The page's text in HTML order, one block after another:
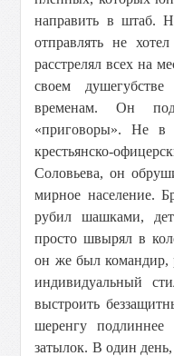
направить в штаб.
отправлять не
расстрелял всех на
своем
временам. Он
«приговоры». Не в
крестьянско-
Соловьева, он
мирное население.
рубил шашками,
просто швырял в
он же был командир,
индивидуальный
выстроить
шеренгу подлиннее
затылок. В один